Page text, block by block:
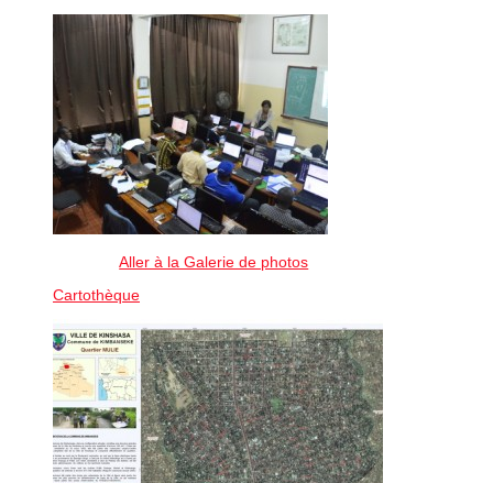
Aller à la Galerie de photos
Cartothèque